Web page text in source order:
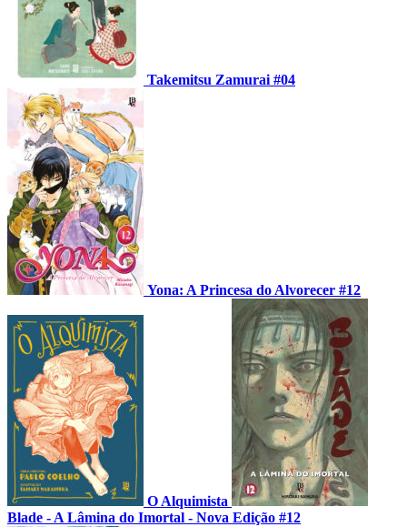
Takemitsu Zamurai #04
Yona: A Princesa do Alvorecer #12
O Alquimista
Blade - A Lâmina do Imortal - Nova Edição #12